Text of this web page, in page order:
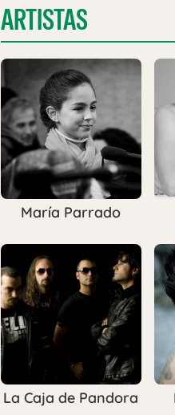
ARTISTAS
María Parrado
La Caja de Pandora